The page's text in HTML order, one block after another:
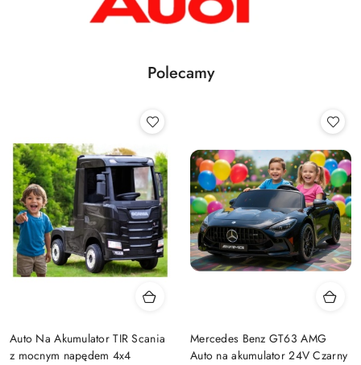
Polecamy
Auto Na Akumulator TIR Scania
z mocnym napędem 4x4
Mercedes Benz GT63 AMG
Auto na akumulator 24V Czarny